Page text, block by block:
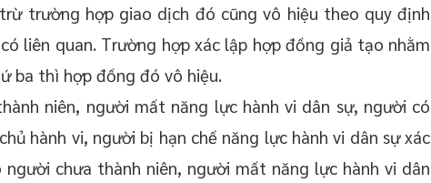
trường hợp giao dịch đó cũng vô hiệu theo quy định
liên quan. Trường hợp xác lập hợp đồng giả tạo nhằm
ba thì hợp đồng đó vô hiệu.
niên, người mất năng lực hành vi dân sự, người có
hành vi, người bị hạn chế năng lực hành vi dân sự xác
chưa thành niên, người mất năng lực hành vi dân